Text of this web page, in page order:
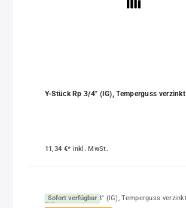
Y-Stück Rp 3/4" (IG), Temperguss verzinkt
11,34 €* inkl. MwSt.
Sofort verfügbar